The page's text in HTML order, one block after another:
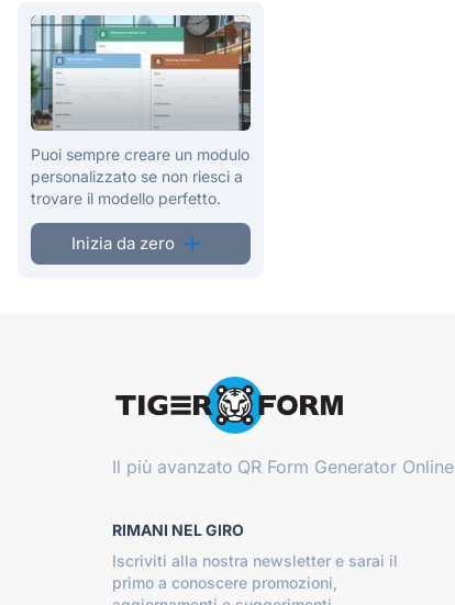
Puoi sempre creare un modulo
personalizzato se non riesci a
trovare il modello perfetto.
Inizia da zero
Il più avanzato QR Form Generator Online
RIMANI NEL GIRO
Iscriviti alla nostra newsletter e sarai il
primo a conoscere promozioni,